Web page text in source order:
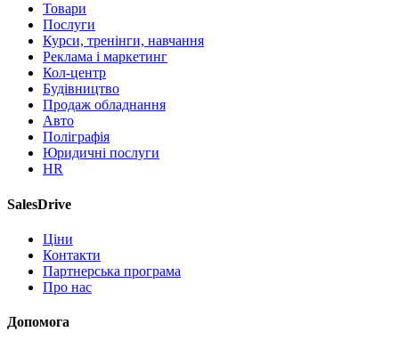
Товари
Послуги
Курси, тренінги, навчання
Реклама і маркетинг
Кол-центр
Будівництво
Продаж обладнання
Авто
Поліграфія
Юридичні послуги
HR
SalesDrive
Ціни
Контакти
Партнерська програма
Про нас
Допомога